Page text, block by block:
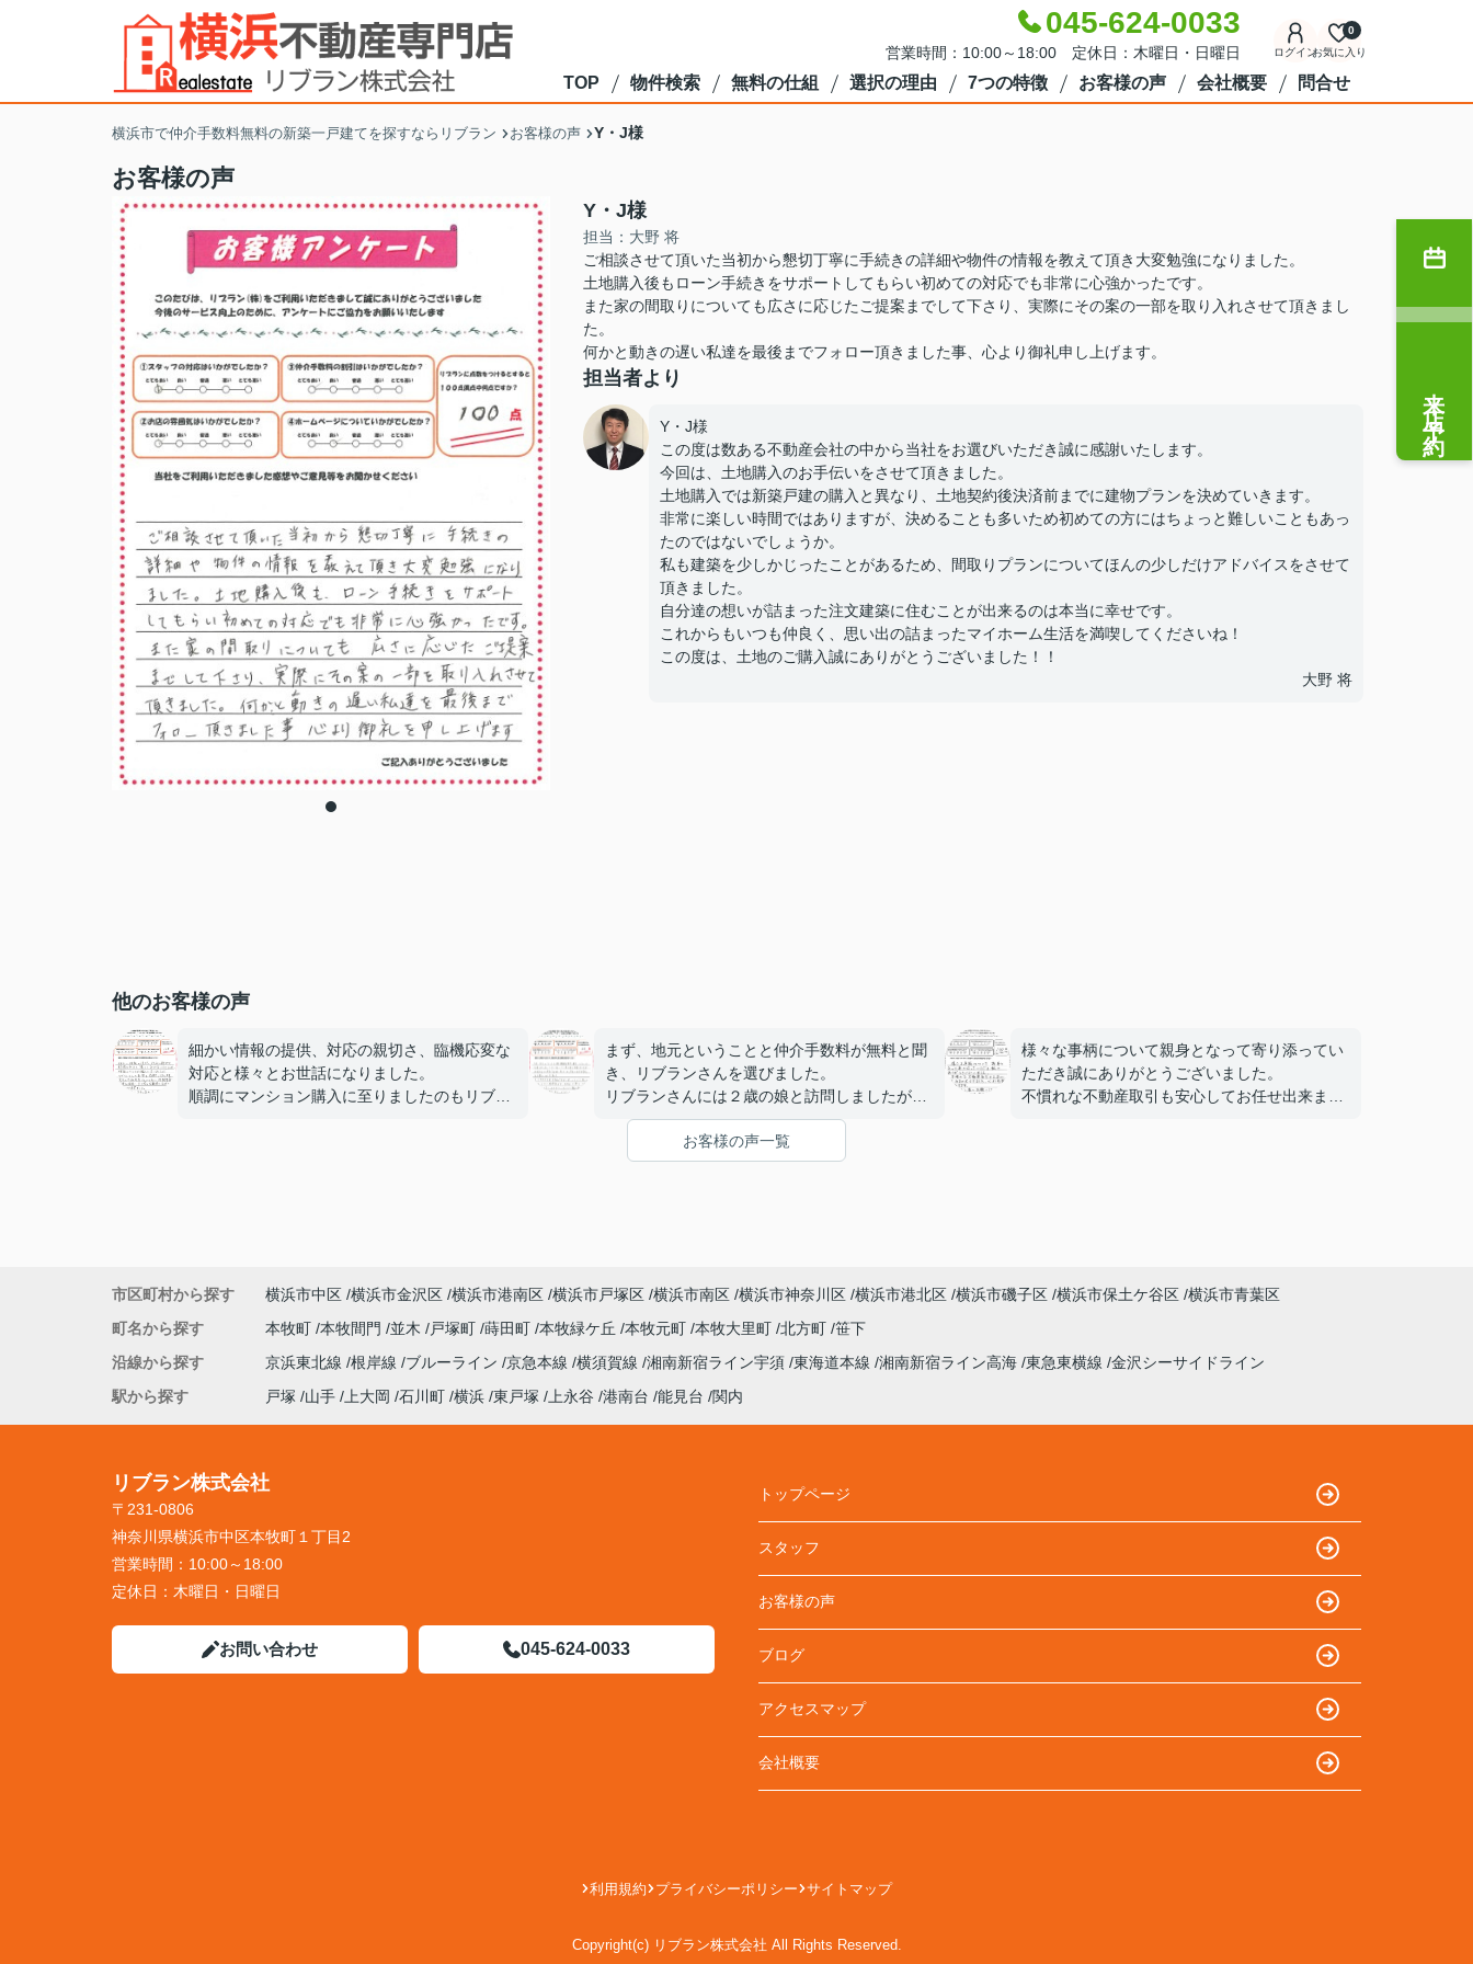
045-624-0033
営業時間：10:00～18:00 定休日：木曜日・日曜日 ログインお気に入り
0
TOP 物件検索 無料の仕組 選択の理由 7つの特徴 お客様の声 会社概要 問合せ
横浜市で仲介手数料無料の新築一戸建てを探すならリブラン お客様の声 Y・J様
お客様の声
Y・J様
担当：大野 将
ご相談させて頂いた当初から懇切丁寧に手続きの詳細や物件の情報を教えて頂き大変勉強になりました。
土地購入後もローン手続きをサポートしてもらい初めての対応でも非常に心強かったです。
また家の間取りについても広さに応じたご提案までして下さり、実際にその案の一部を取り入れさせて頂きまし
た。
何かと動きの遅い私達を最後までフォロー頂きました事、心より御礼申し上げます。
担当者より
Y・J様
この度は数ある不動産会社の中から当社をお選びいただき誠に感謝いたします。
今回は、土地購入のお手伝いをさせて頂きました。
土地購入では新築戸建の購入と異なり、土地契約後決済前までに建物プランを決めていきます。
非常に楽しい時間ではありますが、決めることも多いため初めての方にはちょっと難しいこともあっ
たのではないでしょうか。
私も建築を少しかじったことがあるため、間取りプランについてほんの少しだけアドバイスをさせて
頂きました。
自分達の想いが詰まった注文建築に住むことが出来るのは本当に幸せです。
これからもいつも仲良く、思い出の詰まったマイホーム生活を満喫してくださいね！
この度は、土地のご購入誠にありがとうございました！！
大野 将
他のお客様の声
細かい情報の提供、対応の親切さ、臨機応変な
対応と様々とお世話になりました。
順調にマンション購入に至りましたのもリブラ
まず、地元ということと仲介手数料が無料と聞
き、リブランさんを選びました。
リブランさんには２歳の娘と訪問しましたが、
相談中は他の店員の方が遊んでくれて集中して
相談や契約の話を聞くことが出来ました。
そして物件が決まり本契約の申込をしようとし
購入物件に住み約１週間経ちましたが、この物
件に住むことが出来非常に満足しています。
ございました。
様々な事柄について親身となって寄り添ってい
ただき誠にありがとうございました。
不慣れな不動産取引も安心してお任せ出来まし
お客様の声一覧
来店予約
市区町村から探す 横浜市中区 横浜市金沢区 横浜市港南区 横浜市戸塚区 横浜市南区 横浜市神奈川区 横浜市港北区 横浜市磯子区 横浜市保土ケ谷区 横浜市青葉区
町名から探す
本牧町 本牧間門 並木 戸塚町 蒔田町 本牧緑ケ丘 本牧元町 本牧大里町 北方町 笹下
沿線から探す
京浜東北線 根岸線 ブルーライン 京急本線 横須賀線 湘南新宿ライン宇須 東海道本線 湘南新宿ライン高海 東急東横線 金沢シーサイドライン
駅から探す
戸塚 山手 上大岡 石川町 横浜 東戸塚 上永谷 港南台 能見台 関内
リブラン株式会社
〒231-0806
神奈川県横浜市中区本牧町１丁目2
営業時間： 10:00～18:00
定休日： 木曜日・日曜日
お問い合わせ 045-624-0033
トップページ
スタッフ
お客様の声
ブログ
アクセスマップ
会社概要
利用規約 プライバシーポリシー サイトマップ
Copyright(c) リブラン株式会社 All Rights Reserved.